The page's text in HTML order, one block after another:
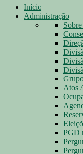
Início
Administração
Atos
PGD